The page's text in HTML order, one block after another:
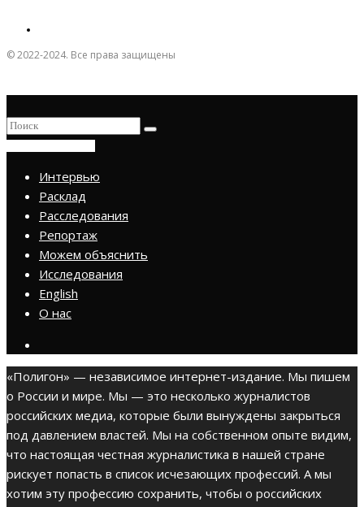
© 2022-2024. Все права защищены
Интервью
Расклад
Расследования
Репортаж
Можем объяснить
Исследования
English
О нас
«Полигон» — независимое интернет-издание. Мы пишем
о России и мире. Мы — это несколько журналистов
российских медиа, которые были вынуждены закрыться
под давлением властей. Мы на собственном опыте видим,
что настоящая честная журналистика в нашей стране
рискует попасть в список исчезающих профессий. А мы
хотим эту профессию сохранить, чтобы о российских